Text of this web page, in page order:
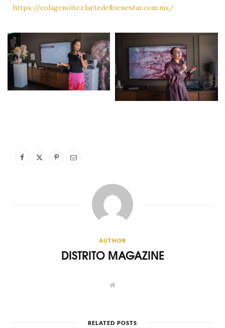
https://colagenolxr.elartedelbienestar.com.mx/
AUTHOR
DISTRITO MAGAZINE
W
e
RELATED POSTS